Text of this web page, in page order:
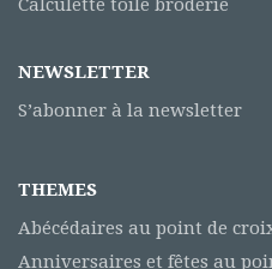
NEWSLETTER
S’abonner à la newsletter
THEMES
Abécédaires au point de
Anniversaires et fêtes au